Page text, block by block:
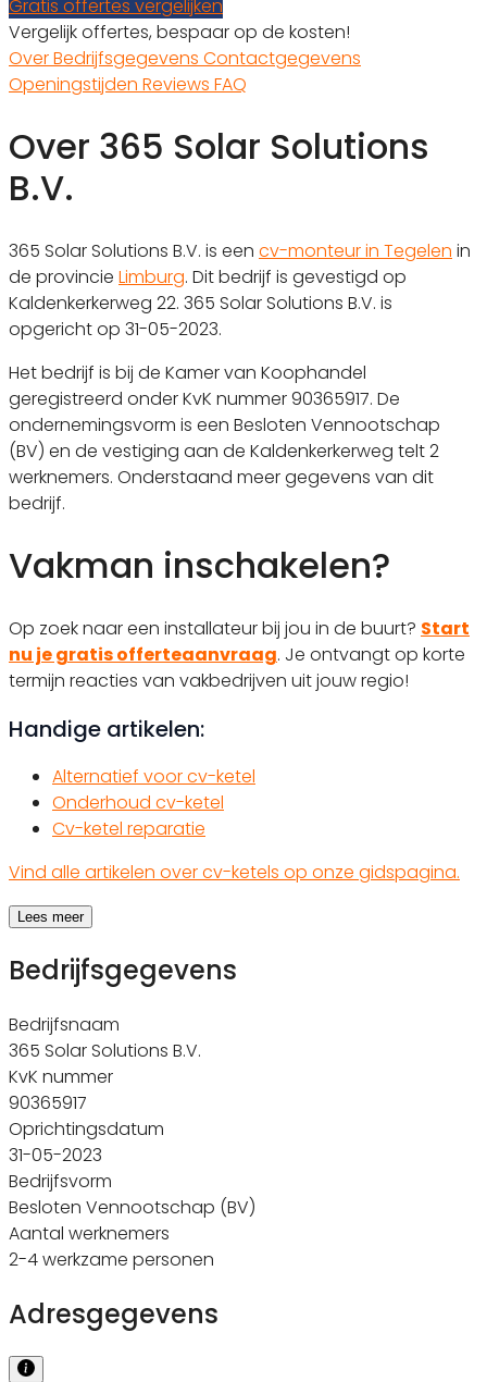
Gratis offertes vergelijken
Vergelijk offertes, bespaar op de kosten!
OverBedrijfsgegevens Contactgegevens
Openingstijden Reviews FAQ
Over 365 Solar Solutions
B.V.
365 Solar Solutions B.V. is een cv-monteur in Tegelen in
de provincie Limburg. Dit bedrijf is gevestigd op
Kaldenkerkerweg 22. 365 Solar Solutions B.V. is
opgericht op 31-05-2023.
Het bedrijf is bij de Kamer van Koophandel
geregistreerd onder KvK nummer 90365917. De
ondernemingsvorm is een Besloten Vennootschap
(BV) en de vestiging aan de Kaldenkerkerweg telt 2
werknemers. Onderstaand meer gegevens van dit
bedrijf.
Vakman inschakelen?
Op zoek naar een installateur bij jou in de buurt? Start
nu je gratis offerteaanvraag. Je ontvangt op korte
termijn reacties van vakbedrijven uit jouw regio!
Handige artikelen:
Alternatief voor cv-ketel
Onderhoud cv-ketel
Cv-ketel reparatie
Vind alle artikelen over cv-ketels op onze gidspagina.
Lees meer
Bedrijfsgegevens
Bedrijfsnaam
365 Solar Solutions B.V.
KvK nummer
90365917
Oprichtingsdatum
31-05-2023
Bedrijfsvorm
Besloten Vennootschap (BV)
Aantal werknemers
2-4 werkzame personen
Adresgegevens